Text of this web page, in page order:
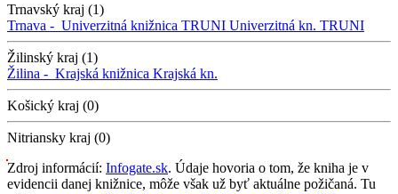
Trnavský kraj (1)
Trnava - Univerzitná knižnica TRUNI Univerzitná kn. TRUNI
Žilinský kraj (1)
Žilina - Krajská knižnica Krajská kn.
Košický kraj (0)
Nitriansky kraj (0)
Zdroj informácií: Infogate.sk. Údaje hovoria o tom, že kniha je v
evidencii danej knižnice, môže však už byť aktuálne požičaná. Tu